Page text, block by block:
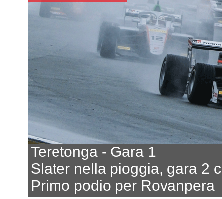
Teretonga - Gara 1
Slater nella pioggia, gara 2
Primo podio per Rovanpera